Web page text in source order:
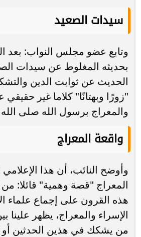
سيدات الصعيد
وتابع عضو مجلس النواب: بعد
بحديثه المغلوط عن سيدات
الحديث عن ثوابت الدين
"زورًا وبهتانًا" كلاما غير
والمعراج برسول الله صلى
واقعة المعراج
وأوضح النائب، أن هذا
المعراج "قصة وهمية" قائلا:
هذه القرون على إجماع علماء
الإسراء والمعراج، يظهر علينا
من يشكك في هذين الحدثين أو